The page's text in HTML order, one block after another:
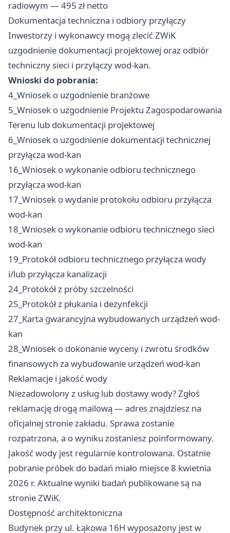
radiowym — 495 zł netto
Dokumentacja techniczna i odbiory przyłączy
Inwestorzy i wykonawcy mogą zlecić ZWiK
uzgodnienie dokumentacji projektowej oraz odbiór
techniczny sieci i przyłączy wod-kan.
Wnioski do pobrania:
4_Wniosek o uzgodnienie branżowe
5_Wniosek o uzgodnienie Projektu Zagospodarowania
Terenu lub dokumentacji projektowej
6_Wniosek o uzgodnienie dokumentacji technicznej
przyłącza wod-kan
16_Wniosek o wykonanie odbioru technicznego
przyłącza wod-kan
17_Wniosek o wydanie protokołu odbioru przyłącza
wod-kan
18_Wniosek o wykonanie odbioru technicznego sieci
wod-kan
19_Protokół odbioru technicznego przyłącza wody
i/lub przyłącza kanalizacji
24_Protokół z próby szczelności
25_Protokół z płukania i dezynfekcji
27_Karta gwarancyjna wybudowanych urządzeń wod-
kan
28_Wniosek o dokonanie wyceny i zwrotu środków
finansowych za wybudowanie urządzeń wod-kan
Reklamacje i jakość wody
Niezadowolony z usług lub dostawy wody? Zgłoś
reklamację drogą mailową — adres znajdziesz na
oficjalnej stronie zakładu. Sprawa zostanie
rozpatrzona, a o wyniku zostaniesz poinformowany.
Jakość wody jest regularnie kontrolowana. Ostatnie
pobranie próbek do badań miało miejsce 8 kwietnia
2026 r. Aktualne wyniki badań publikowane są na
stronie ZWiK.
Dostępność architektoniczna
Budynek przy ul. Łąkowa 16H wyposażony jest w